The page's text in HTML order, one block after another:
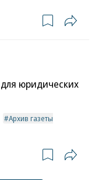
юридических
Архив газеты